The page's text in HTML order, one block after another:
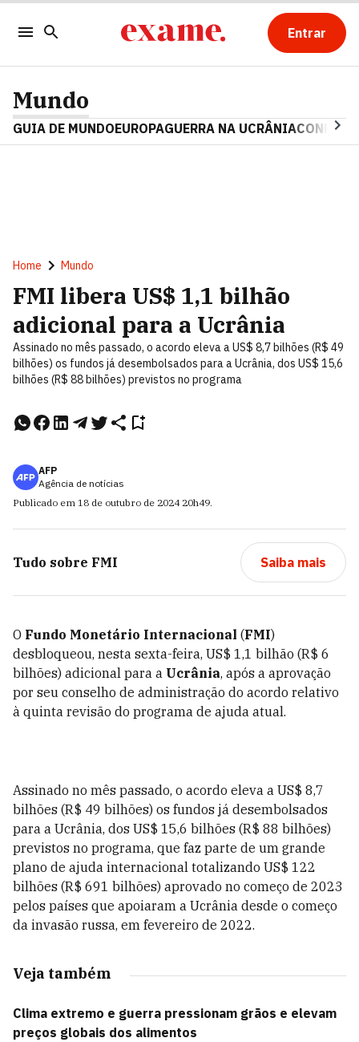
Entrar
Mundo
GUIA DE MUNDOEUROPAGUERRA NA UCRÂNIA
Home Mundo
FMI libera US$ 1,1 bilhão
adicional para a Ucrânia
Assinado no mês passado, o acordo eleva a US$ 8,7 bilhões (R$ 49
bilhões) os fundos já desembolsados para a Ucrânia, dos US$ 15,6
bilhões (R$ 88 bilhões) previstos no programa
AFP
Agência de notícias
Publicado em 18 de outubro de 2024 20h49.
Tudo sobre FMI Saiba mais
O Fundo Monetário Internacional (FMI)
desbloqueou, nesta sexta-feira, US$ 1,1 bilhão (R$ 6
bilhões) adicional para a Ucrânia, após a aprovação
por seu conselho de administração do acordo relativo
à quinta revisão do programa de ajuda atual.
Assinado no mês passado, o acordo eleva a US$ 8,7
bilhões (R$ 49 bilhões) os fundos já desembolsados
para a Ucrânia, dos US$ 15,6 bilhões (R$ 88 bilhões)
previstos no programa, que faz parte de um grande
plano de ajuda internacional totalizando US$ 122
bilhões (R$ 691 bilhões) aprovado no começo de 2023
pelos países que apoiaram a Ucrânia desde o começo
da invasão russa, em fevereiro de 2022.
Veja também
Clima extremo e guerra pressionam grãos e elevam
preços globais dos alimentos